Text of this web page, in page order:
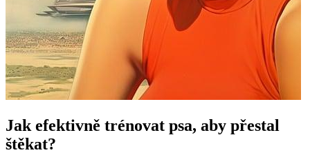
Jak efektivně trénovat psa, aby přestal
štěkat?